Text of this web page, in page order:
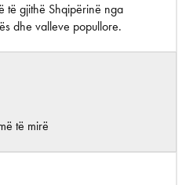
të gjithë Shqipërinë nga
dhe valleve popullore.
të mirë